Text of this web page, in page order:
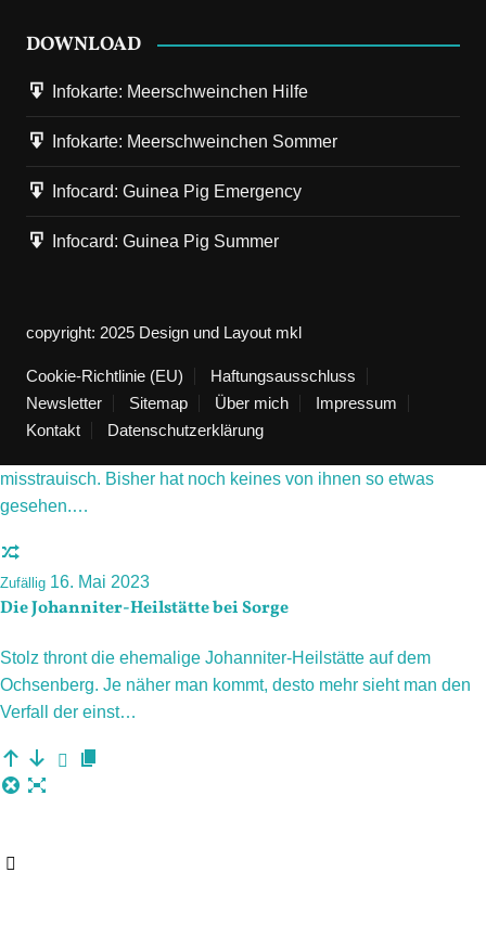
DOWNLOAD
Infokarte: Meerschweinchen Hilfe
Infokarte: Meerschweinchen Sommer
Infocard: Guinea Pig Emergency
Infocard: Guinea Pig Summer
copyright: 2025 Design und Layout mkl
Cookie-Richtlinie (EU)
Haftungsausschluss
Newsletter
Sitemap Über mich
Impressum
Kontakt
Datenschutzerklärung
Next 5. Mai 2026
Infokarte: Meerschweinchen Sommer-Guide
Vier Infokarten im PDF-Format zum kostenlosen Download.
Vorherige 5. Januar 2026
Der Winter ist da - die Meerlis erleben ihren ersten Schnee
misstrauisch. Bisher hat noch keines von ihnen so etwas
gesehen.…
Zufällig 16. Mai 2023
Die Johanniter-Heilstätte bei Sorge
Stolz thront die ehemalige Johanniter-Heilstätte auf dem
Ochsenberg. Je näher man kommt, desto mehr sieht man den
Verfall der einst…